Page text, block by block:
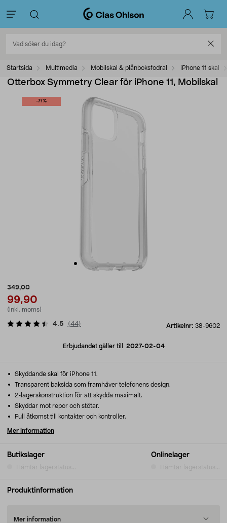
Startsida Multimedia Mobilskal & plånboksfodral iPhone 11 skal
Otterbox Symmetry Clear för iPhone 11, Mobilskal
-71%
349,00
99,90
(inkl. moms)
Artikelnr: 38-9602
4.5 (44)
Erbjudandet gäller till 2027-02-04
Butikslager
Hämtar lagerstatus...
Onlinelager
Hämtar lagerstatus...
Skyddande skal för iPhone 11.
Transparent baksida som framhäver telefonens design.
2-lagerskonstruktion för att skydda maximalt.
Skyddar mot repor och stötar.
Full åtkomst till kontakter och kontroller.
Mer information
Produktinformation
Mer information